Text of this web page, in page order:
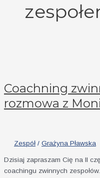
Coachning
rozmowa z
Zespół / Grażyna Pławska
Dzisiaj zapraszam Cię na II
coachingu zwinnych